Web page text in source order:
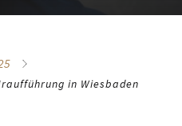
in Wiesbaden